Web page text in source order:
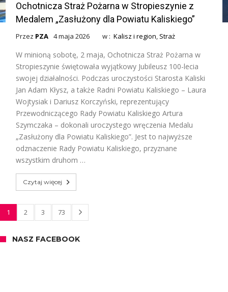
Ochotnicza Straż Pożarna w Stropieszynie z
Medalem „Zasłużony dla Powiatu Kaliskiego”
Przez PZA 4 maja 2026 w :Kalisz i region, Straż
W minioną sobotę, 2 maja, Ochotnicza Straż Pożarna w
Stropieszynie świętowała wyjątkowy Jubileusz 100-lecia
swojej działalności. Podczas uroczystości Starosta Kaliski
Jan Adam Kłysz, a także Radni Powiatu Kaliskiego – Laura
Wojtysiak i Dariusz Korczyński, reprezentujący
Przewodniczącego Rady Powiatu Kaliskiego Artura
Szymczaka – dokonali uroczystego wręczenia Medalu
„Zasłużony dla Powiatu Kaliskiego”. Jest to najwyższe
odznaczenie Rady Powiatu Kaliskiego, przyznane
wszystkim druhom …
Czytaj więcej
1 2 3 73
NASZ FACEBOOK